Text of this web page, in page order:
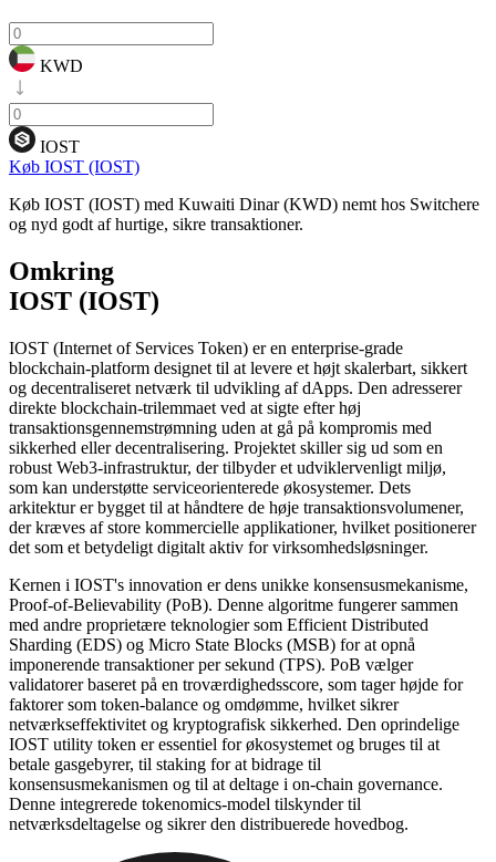
KWD
IOST
Køb IOST (IOST)
Køb IOST (IOST) med Kuwaiti Dinar (KWD) nemt hos Switchere
og nyd godt af hurtige, sikre transaktioner.
Omkring
IOST (IOST)
IOST (Internet of Services Token) er en enterprise-grade
blockchain-platform designet til at levere et højt skalerbart, sikkert
og decentraliseret netværk til udvikling af dApps. Den adresserer
direkte blockchain-trilemmaet ved at sigte efter høj
transaktionsgennemstrømning uden at gå på kompromis med
sikkerhed eller decentralisering. Projektet skiller sig ud som en
robust Web3-infrastruktur, der tilbyder et udviklervenligt miljø,
som kan understøtte serviceorienterede økosystemer. Dets
arkitektur er bygget til at håndtere de høje transaktionsvolumener,
der kræves af store kommercielle applikationer, hvilket positionerer
det som et betydeligt digitalt aktiv for virksomhedsløsninger.
Kernen i IOST's innovation er dens unikke konsensusmekanisme,
Proof-of-Believability (PoB). Denne algoritme fungerer sammen
med andre proprietære teknologier som Efficient Distributed
Sharding (EDS) og Micro State Blocks (MSB) for at opnå
imponerende transaktioner per sekund (TPS). PoB vælger
validatorer baseret på en troværdighedsscore, som tager højde for
faktorer som token-balance og omdømme, hvilket sikrer
netværkseffektivitet og kryptografisk sikkerhed. Den oprindelige
IOST utility token er essentiel for økosystemet og bruges til at
betale gasgebyrer, til staking for at bidrage til
konsensusmekanismen og til at deltage i on-chain governance.
Denne integrerede tokenomics-model tilskynder til
netværksdeltagelse og sikrer den distribuerede hovedbog.